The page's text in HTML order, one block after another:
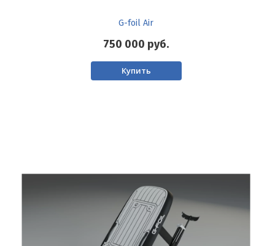
G-foil Air
750 000 руб.
Купить